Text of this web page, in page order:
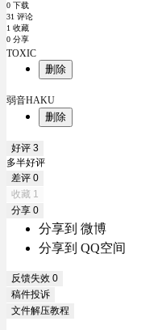
0 下载
31 评论
1 收藏
0 分享
TOXIC
删除
弱音HAKU
删除
好评 3
多半好评
差评 0
收藏 1
分享 0
分享到 微博
分享到 QQ空间
反馈失效 0
稿件投诉
文件解压教程